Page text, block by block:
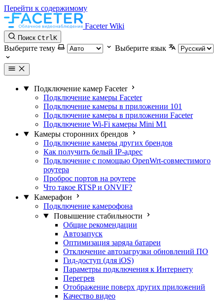
Перейти к содержимому
Faceter Wiki
Поиск CtrlK
Выберите тему Выберите язык
Подключение камер Faceter
Подключение камеры Faceter
Подключение камеры в приложении 101
Подключение камеры в приложении Faceter
Подключение Wi-Fi камеры Mini M1
Камеры сторонних брендов
Подключение камеры других брендов
Как получить белый IP-адрес
Подключение с помощью OpenWrt-совместимого
роутера
Проброс портов на роутере
Что такое RTSP и ONVIF?
Камерафон
Подключение камерофона
Повышение стабильности
Общие рекомендации
Автозапуск
Оптимизация заряда батареи
Отключение автозагрузки обновлений ПО
Гид-доступ (для iOS)
Параметры подключения к Интернету
Перегрев
Отображение поверх других приложений
Качество видео